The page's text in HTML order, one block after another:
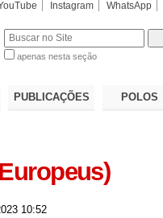
Instagram WhatsApp
apenas nesta seção
PUBLICAÇÕES POLOS
10:52